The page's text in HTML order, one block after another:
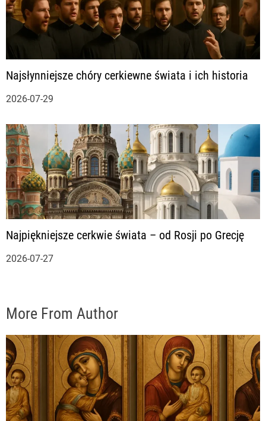
s
Najsłynniejsze chóry cerkiewne świata i ich historia
2026-07-29
Najpiękniejsze cerkwie świata – od Rosji po Grecję
2026-07-27
More From Author